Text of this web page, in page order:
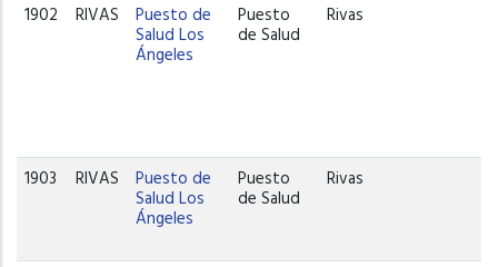
1902 RIVAS Puesto de
Salud Los
Ángeles
Puesto
de Salud
Rivas
1903 RIVAS Puesto de
Salud Los
Ángeles
Puesto
de Salud
Rivas